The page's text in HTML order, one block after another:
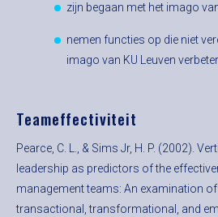
zijn begaan met het imago
nemen functies op die niet
imago van KU Leuven
Teameffectiviteit
Pearce, C. L., & Sims Jr, H. P. (2002).
leadership as predictors of the
management teams: An examination of
transactional, transformational, and